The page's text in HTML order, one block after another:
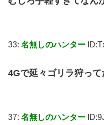
33: 名無しのハンター
4Gで延々ゴリラ狩っ
37: 名無しのハンター